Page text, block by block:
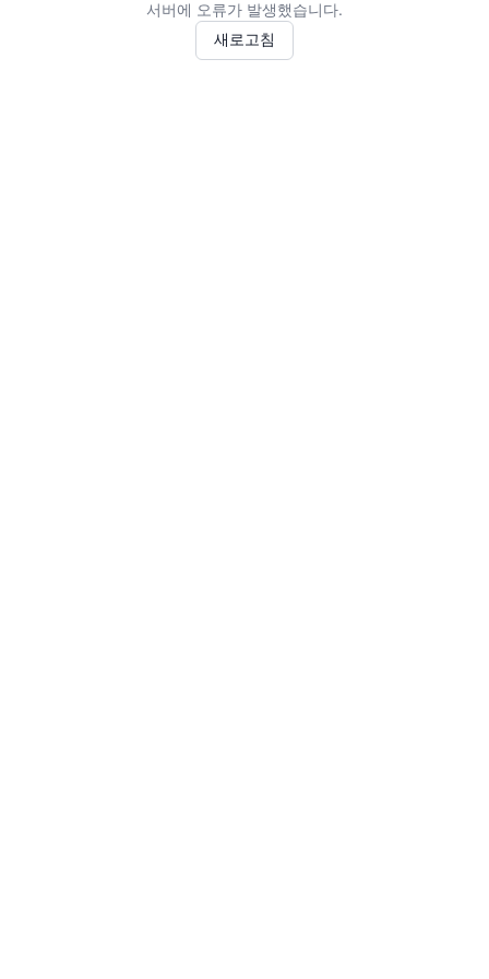
서버에 오류가 발생했습니다.
새로고침